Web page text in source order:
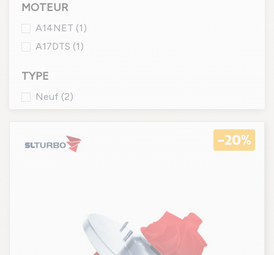
MOTEUR
A14NET (1)
A17DTS (1)
TYPE
Neuf (2)
-20%